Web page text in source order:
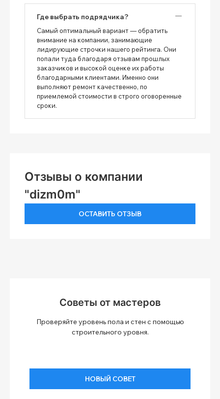
Где выбрать подрядчика?
Самый оптимальный вариант — обратить
внимание на компании, занимающие
лидирующие строчки нашего рейтинга. Они
попали туда благодаря отзывам прошлых
заказчиков и высокой оценке их работы
благодарными клиентами. Именно они
выполняют ремонт качественно, по
приемлемой стоимости в строго оговоренные
сроки.
Отзывы о компании
"dizm0m"
ОСТАВИТЬ ОТЗЫВ
Советы от мастеров
Проверяйте уровень пола и стен с помощью
строительного уровня.
НОВЫЙ СОВЕТ